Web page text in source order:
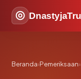
Beranda›Pemeriksaan›